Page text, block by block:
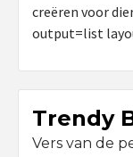
creëren voor
output=list
Trendy
Vers van de